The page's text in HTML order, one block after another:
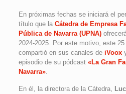
En próximas fechas se iniciará el
título que la Cátedra de Empresa
Pública de Navarra (UPNA)
2024-2025. Por este motivo, este 25
compartió en sus canales deiVoox
episodio de su pódcast «La Gran
Navarra».
En él, la directora de la Cátedra,